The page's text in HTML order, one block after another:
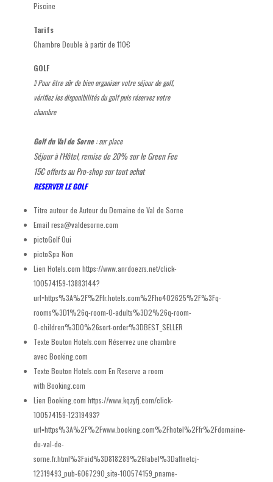
Piscine
Tarifs
Chambre Double à partir de 110€
GOLF
!! Pour être sûr de bien organiser votre séjour de golf,
vérifiez les disponibilités du golf puis réservez votre
chambre
Golf du Val de Sorne: sur place
Séjour à l'Hôtel, remise de 20% sur le Green Fee
15€ offerts au Pro-shop sur tout achat
RESERVER LE GOLF
Titre autour de Autour du Domaine de Val de Sorne
Email resa@valdesorne.com
pictoGolfOui
pictoSpa Non
Lien Hotels.com https://www.anrdoezrs.net/click-
100574159-13883144?
url=https%3A%2F%2Ffr.hotels.com%2Fho402625%2F%3Fq-
rooms%3D1%26q-room-0-adults%3D2%26q-room-
0-children%3D0%26sort-order%3DBEST_SELLER
Texte Bouton Hotels.com Réservez une chambre
avec Booking.com
Texte Bouton Hotels.com En Reserve a room
with Booking.com
Lien Booking.com https://www.kqzyfj.com/click-
100574159-12319493?
url=https%3A%2F%2Fwww.booking.com%2Fhotel%2Ffr%2Fdomaine-
du-val-de-
sorne.fr.html%3Faid%3D818289%26label%3Daffnetcj-
12319493_pub-6067290_site-100574159_pname-